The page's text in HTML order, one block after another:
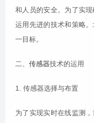
和人员的安全。为了实
运用先进的技术和策略
一目标。
二、传感器技术的运用
1. 传感器选择与布置
为了实现实时在线监测